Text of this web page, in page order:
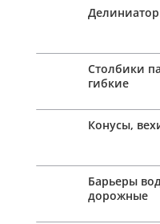
Столбики
гибкие
Конусы,
Барьеры
дорожные